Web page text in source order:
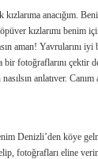
anacığım.
kızlarımı benim
aman! Yavrularını
bir fotoğraflarını
anlatıver.
Denizli’den köye
fotoğrafları eline